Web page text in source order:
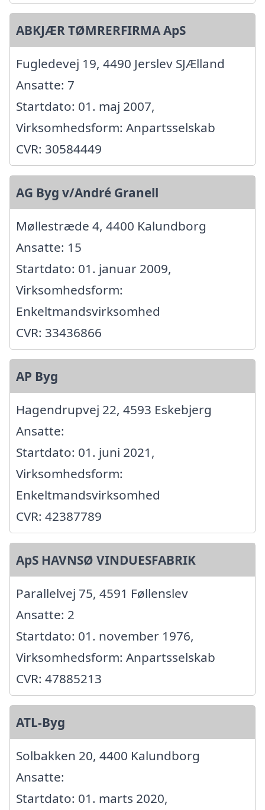
ABKJÆR TØMRERFIRMA ApS
Fugledevej 19, 4490 Jerslev SJÆlland
Ansatte: 7
Startdato: 01. maj 2007,
Virksomhedsform: Anpartsselskab
CVR: 30584449
AG Byg v/André Granell
Møllestræde 4, 4400 Kalundborg
Ansatte: 15
Startdato: 01. januar 2009,
Virksomhedsform:
Enkeltmandsvirksomhed
CVR: 33436866
AP Byg
Hagendrupvej 22, 4593 Eskebjerg
Ansatte:
Startdato: 01. juni 2021,
Virksomhedsform:
Enkeltmandsvirksomhed
CVR: 42387789
ApS HAVNSØ VINDUESFABRIK
Parallelvej 75, 4591 Føllenslev
Ansatte: 2
Startdato: 01. november 1976,
Virksomhedsform: Anpartsselskab
CVR: 47885213
ATL-Byg
Solbakken 20, 4400 Kalundborg
Ansatte:
Startdato: 01. marts 2020,